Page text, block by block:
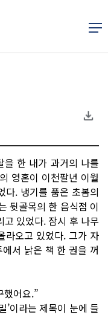
을 한 내가 과거의 나를
영혼이 이천팔년 이월
다. 냉기를 품은 초봄의
뒷골목의 한 음식점 이
있었다. 잠시 후 나무
라오고 있었다. 그가 자
서 낡은 책 한 권을 꺼
했어요.”
’이라는 제목이 눈에 들